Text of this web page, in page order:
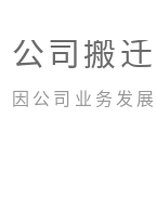
公司搬
因公司业务发